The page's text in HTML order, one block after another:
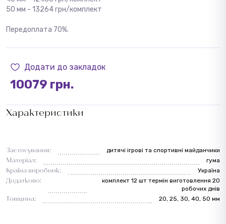
50 мм - 13264 грн/комплект
Передоплата 70%.
Характеристики
Застосування:
дитячі ігрові та спортивні майданчики
Матеріал:
гума
Країна виробник:
Україна
Додатково:
комплект 12 шт термін виготовлення 20
робочих днів
Товщина:
20, 25, 30, 40, 50 мм
10079 грн.
Додати до закладок